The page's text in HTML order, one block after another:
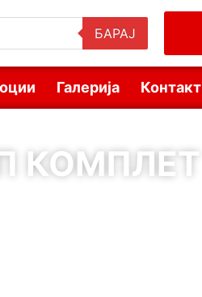
БАРАЈ
Галерија Контакт
КОМПЛЕТ